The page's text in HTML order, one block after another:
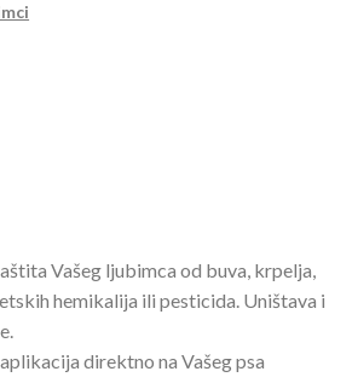
Vašeg ljubimca od buva, krpelja,
hemikalija ili pesticida. Uništava i
direktno na Vašeg psa